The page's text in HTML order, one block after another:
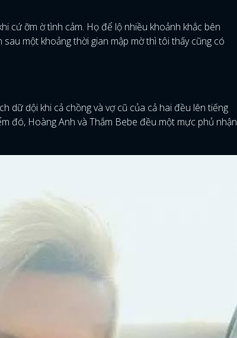
cứ ỡm ờ tình cảm. Họ để lộ nhiều khoảnh khắc bên
một khoảng thời gian mập mờ thì tôi thấy cũng có
dữ dội khi cả chồng và vợ cũ của cả hai đều lên tiếng
đó, Hoàng Anh và Thắm Bebe đều một mực phủ nhận